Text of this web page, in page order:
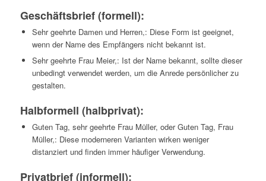
Geschäftsbrief(formell):
Sehr geehrte Damen und Herren,: Diese Form ist geeignet,
wenn der Name des Empfängers nicht bekannt ist.
Sehr geehrte Frau Meier,: Ist der Name bekannt, sollte dieser
unbedingt verwendet werden, um die Anrede persönlicher zu
gestalten.
Halbformell (halbprivat):
Guten Tag, sehr geehrte Frau Müller, oder Guten Tag, Frau
Müller,: Diese moderneren Varianten wirken weniger
distanziert und finden immer häufiger Verwendung.
Privatbrief (informell):